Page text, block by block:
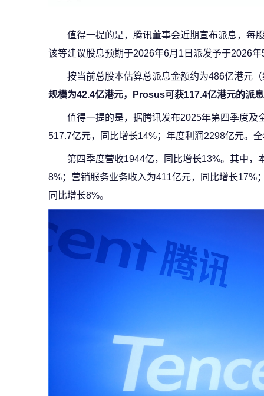
值得一提的是，腾讯董事会近期宣布派息，每
该等建议股息预期于2026年6月1日派发予于2026
按当前总股本估算总派息金额约为486亿港元
规模为42.4亿港元，Prosus可获117.4亿港元的派
值得一提的是，据腾讯发布2025年第四季度及
517.7亿元，同比增长14%；年度利润2298亿元。
第四季度营收1944亿，同比增长13%。其中
8%；营销服务业务收入为411亿元，同比增长17%
同比增长8%。